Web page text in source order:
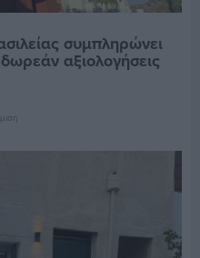
συμπληρώνει
αξιολογήσεις